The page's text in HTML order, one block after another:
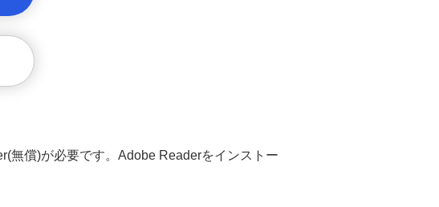
無償)が必要です。Adobe Readerをインストー